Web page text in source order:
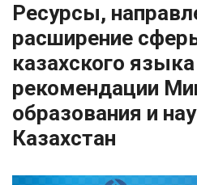
Ресурсы,
расширение
казахского
рекомендации
образования и
Казахстан